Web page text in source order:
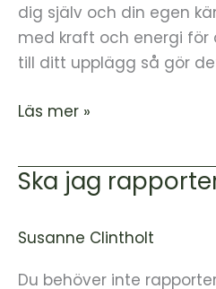
dig själv och din egen
med kraft och energi
till ditt upplägg så gör
Läs mer »
Ska jag
Susanne Clintholt
Du behöver inte
Ska
rapportera
vikt?